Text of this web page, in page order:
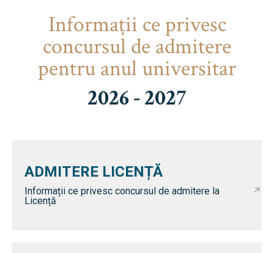
Informaţii ce privesc
concursul de admitere
pentru anul universitar
2026 - 2027
ADMITERE LICENȚĂ
Informații ce privesc concursul de admitere la
Licență